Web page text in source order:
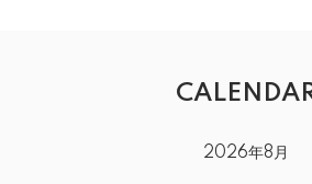
2026年8月